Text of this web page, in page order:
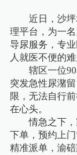
近日，沙
理平台，为一
导尿服务，专
人就医不便的难
辖区一位
突发急性尿潴
限，无法自行
在心头。
情急之下
下单，预约上
精准派单，渝